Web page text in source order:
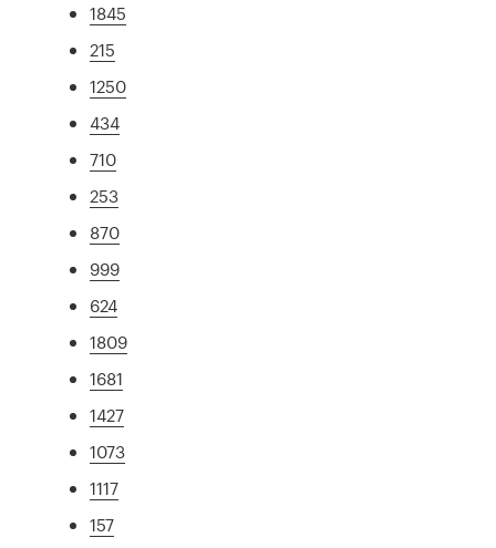
1845
215
1250
434
710
253
870
999
624
1809
1681
1427
1073
1117
157